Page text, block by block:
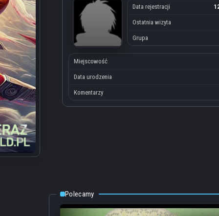
Data rejestracji
Ostatnia wizyta
Grupa
Miejscowość
Data urodzenia
Komentarzy
Polecamy